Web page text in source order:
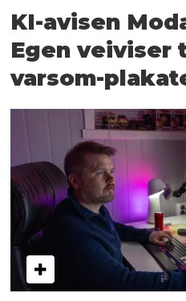
KI-avisen
Egen veiviser
varsom-